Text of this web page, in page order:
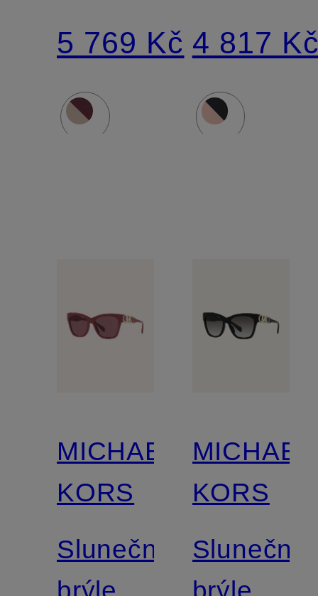
MK1067B
Corsica
5 769 Kč
MK1160
BIARRITZ
4 817
MICHAEL
KORS
Sluneční
MICHAEL
KORS
Sluneční